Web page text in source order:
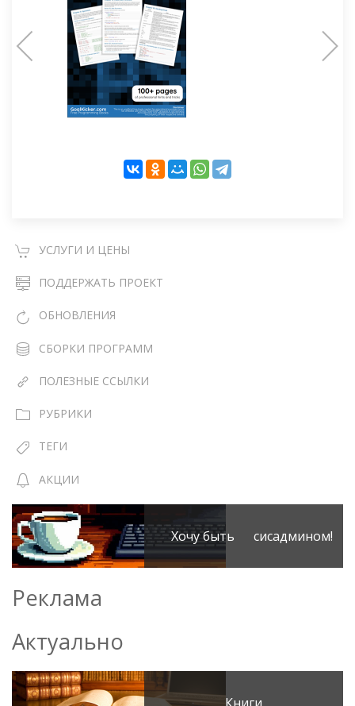
УСЛУГИ И ЦЕНЫ
ПОДДЕРЖАТЬ ПРОЕКТ
ОБНОВЛЕНИЯ
СБОРКИ ПРОГРАММ
ПОЛЕЗНЫЕ ССЫЛКИ
РУБРИКИ
ТЕГИ
АКЦИИ
Хочу быть сисадмином!
Реклама
Актуально